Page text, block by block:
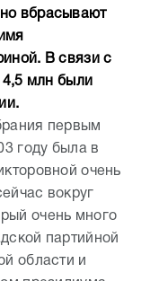
вбрасывают
В связи с
4,5 млн были
первым
году была в
очень
вокруг
очень много
партийной
области и